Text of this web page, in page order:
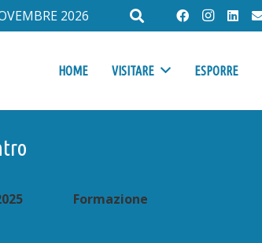
2026
HOME VISITARE ESPORRE
Formazione